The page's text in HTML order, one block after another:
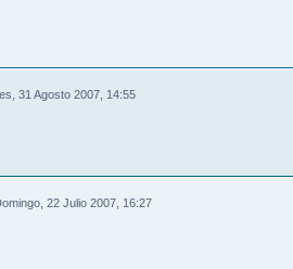
31 Agosto 2007, 14:55
22 Julio 2007, 16:27